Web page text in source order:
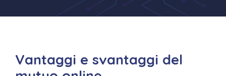
Vantaggi e svantaggi del